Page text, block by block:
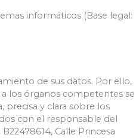
informáticos (Base legal:
de sus datos. Por ello,
los órganos competentes se
precisa y clara sobre los
con el responsable del
Calle Princesa